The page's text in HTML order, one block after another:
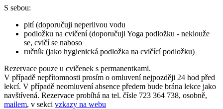
S sebou:
pití (doporučuji neperlivou vodu
podložku na cvičení (doporučuji Yoga podložku - neklouže
se, cvičí se naboso
ručník (jako hygienická podložka na cvičící podložku)
Rezervace pouze u cvičenek s permanentkami.
V případě nepřítomnosti prosím o omluvení nejpozději 24 hod před
lekcí. V případě neomluvení absence předem bude brána lekce jako
navštívená. Rezervace probíhá na tel. čísle 723 364 738, osobně,
mailem, v sekci vzkazy na webu